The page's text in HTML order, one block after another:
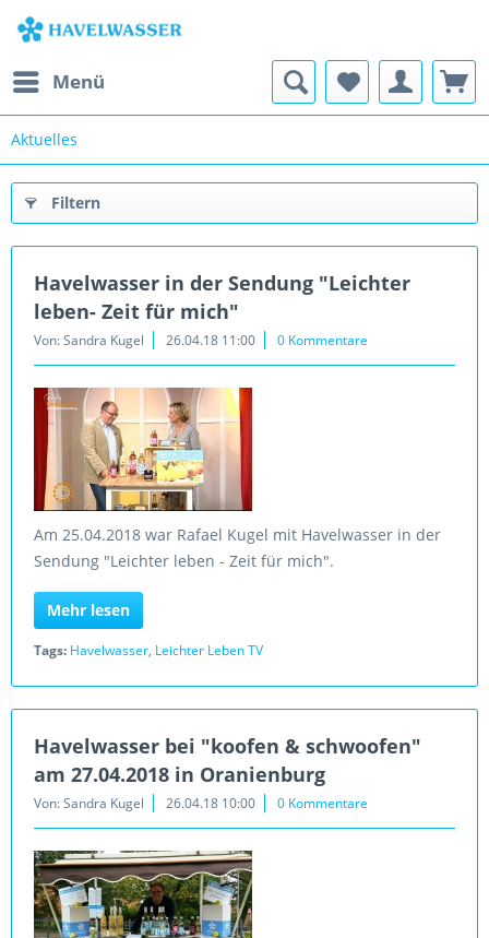
Menü
Aktuelles
Filtern
Havelwasser in der Sendung "Leichter
leben- Zeit für mich"
Von: Sandra Kugel 26.04.18 11:00 0 Kommentare
Am 25.04.2018 war Rafael Kugel mit Havelwasser in der
Sendung "Leichter leben - Zeit für mich".
Mehr lesen
Tags: Havelwasser, Leichter Leben TV
Havelwasser bei "koofen & schwoofen"
am 27.04.2018 in Oranienburg
Von: Sandra Kugel 26.04.18 10:00 0 Kommentare